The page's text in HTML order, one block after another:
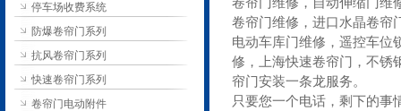
停车场收费系统
防爆卷帘门系列
抗风卷帘门系列
快速卷帘门系列
卷帘门电动附件
卷帘门维修，进口水晶卷帘
电动车库门维修，遥控车位
修，上海快速卷帘门，不锈
帘门安装一条龙服务。
只要您一个电话，剩下的事